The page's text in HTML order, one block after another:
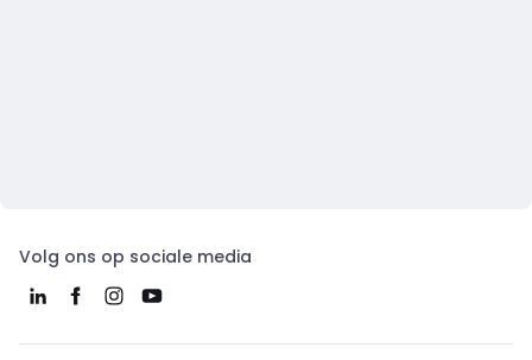
Volg ons op sociale media